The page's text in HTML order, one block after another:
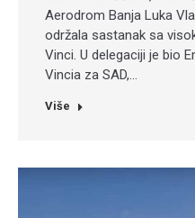
Aerodrom Banja Luka
održala sastanak sa
Vinci. U delegaciji je bio
Vincia za SAD,…
Više